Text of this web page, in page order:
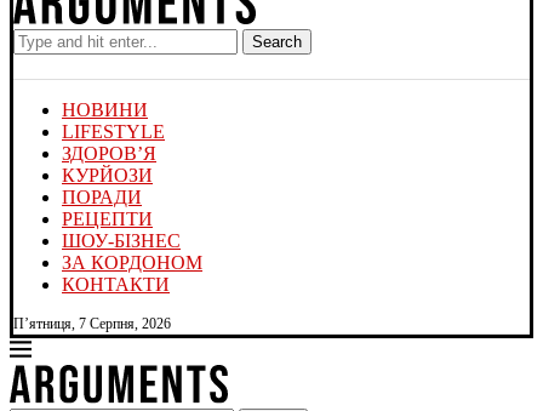
Search
НОВИНИ
LIFESTYLE
ЗДОРОВ’Я
КУРЙОЗИ
ПОРАДИ
РЕЦЕПТИ
ШОУ-БІЗНЕС
ЗА КОРДОНОМ
КОНТАКТИ
П’ятниця, 7 Серпня, 2026